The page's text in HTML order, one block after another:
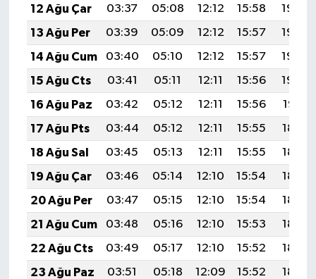
12 Ağu Çar
03:37 05:08 12:12 15:58
19:06
13 Ağu Per
03:39 05:09 12:12 15:57
19:04
14 Ağu Cum
03:40 05:10 12:12 15:57
19:03
15 Ağu Cts
03:41 05:11 12:11 15:56
19:02
16 Ağu Paz
03:42 05:12 12:11 15:56
19:01
17 Ağu Pts
03:44 05:12 12:11 15:55
18:59
18 Ağu Sal
03:45 05:13 12:11 15:55
18:58
19 Ağu Çar
03:46 05:14 12:10 15:54
18:57
20 Ağu Per
03:47 05:15 12:10 15:54
18:56
21 Ağu Cum
03:48 05:16 12:10 15:53
18:54
22 Ağu Cts
03:49 05:17 12:10 15:52
18:53
23 Ağu Paz
03:51 05:18 12:09 15:52
18:52